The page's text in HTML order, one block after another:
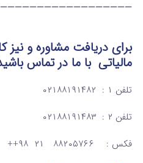
برای دریافت مشاوره و
مالیاتیبا ما در تماس
تلفن ۱ : ۰۲۱۸۸۱۹۱۴۸۲
تلفن ۲ : ۰۲۱۸۸۱۹۱۴۸۳
فکس : ۸۸۲۰۵۷۶۶ ۲۱ ۹۸++